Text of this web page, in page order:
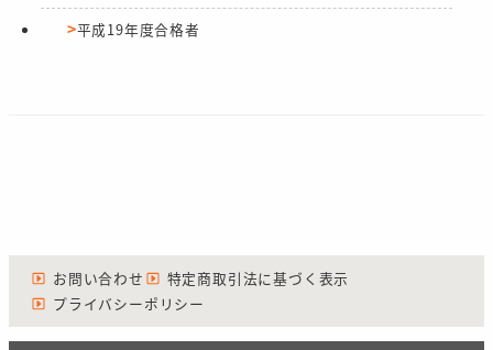
平成19年度合格者
お問い合わせ
特定商取引法に基づく表示
プライバシーポリシー